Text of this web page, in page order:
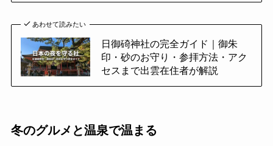
あわせて読みたい
日御碕神社の完全ガイド｜御朱
印・砂のお守り・参拝方法・アク
セスまで出雲在住者が解説
冬のグルメと温泉で温まる